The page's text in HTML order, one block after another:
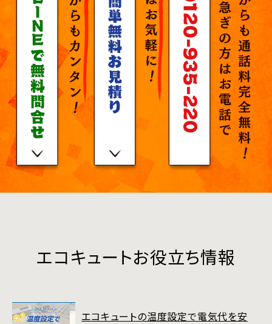
エコキュートお役立ち情報
エコキュートの温度設定で電気代を安